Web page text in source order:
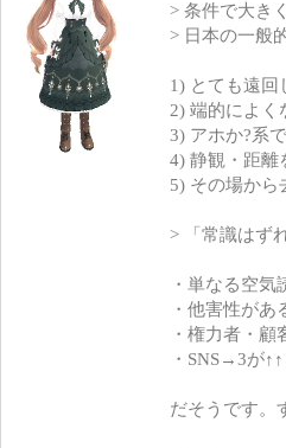
> 条件で大き
> 日本の一般
1) とても遠回
2) 端的によく
3) アホか?系
4) 静観・距離
5) その場から
> 「常識はず
・単なる空
・他害性が
・権力者・
・SNS→3が
だそうです。